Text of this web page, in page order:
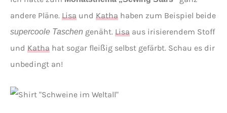
andere Pläne. Lisa und Katha haben zum Beispiel beide
supercoole Taschen genäht. Lisa aus irisierendem Stoff
und Katha hat sogar fleißig selbst gefärbt. Schau es dir
unbedingt an!